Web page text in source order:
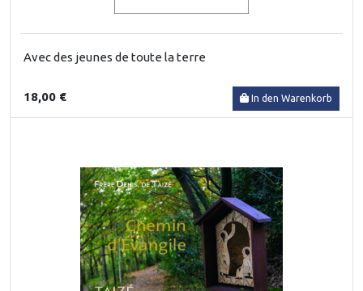
Avec des jeunes de toute la terre
18,00 € In den Warenkorb